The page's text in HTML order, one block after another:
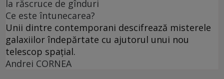
la răscruce de gînduri
Ce este întunecarea?
Unii dintre contemporani descifrează misterele
galaxiilor îndepărtate cu ajutorul unui nou
telescop spațial.
Andrei CORNEA